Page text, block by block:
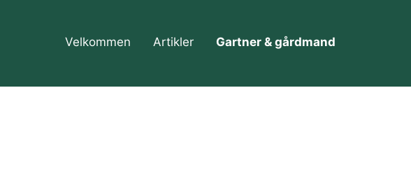
Velkommen Artikler Gartner & gårdmand